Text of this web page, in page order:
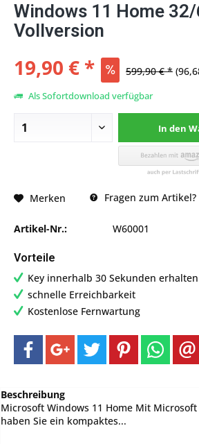
Windows 11 Home
Vollversion
19,90 € * 599,90 € *
Als Sofortdownload verfügbar
In den
Merken Fragen zum Artikel?
Artikel-Nr.: W60001
Vorteile
Key innerhalb 30 Sekunden erhalten
schnelle Erreichbarkeit
Kostenlose Fernwartung
Beschreibung
Microsoft Windows 11 Home Mit
haben Sie ein kompaktes...